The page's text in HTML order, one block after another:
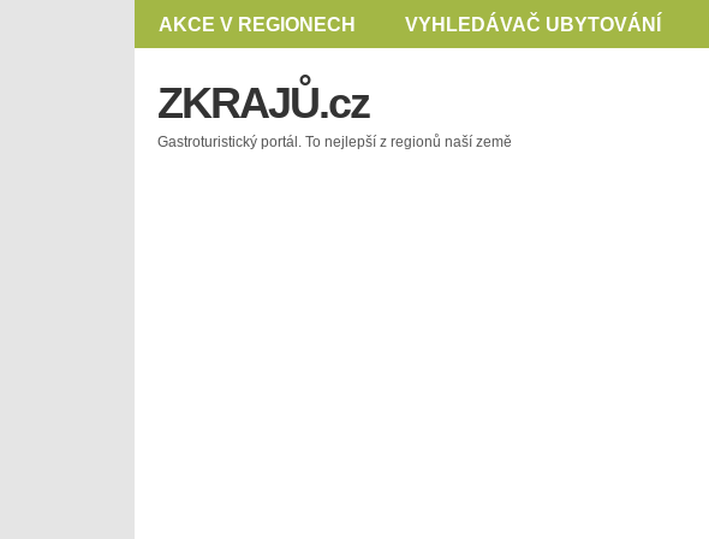
AKCE V REGIONECH VYHLEDÁVAČ UBYTOVÁNÍ
ZKRAJŮ.cz
Gastroturistický portál. To nejlepší z regionů naší země